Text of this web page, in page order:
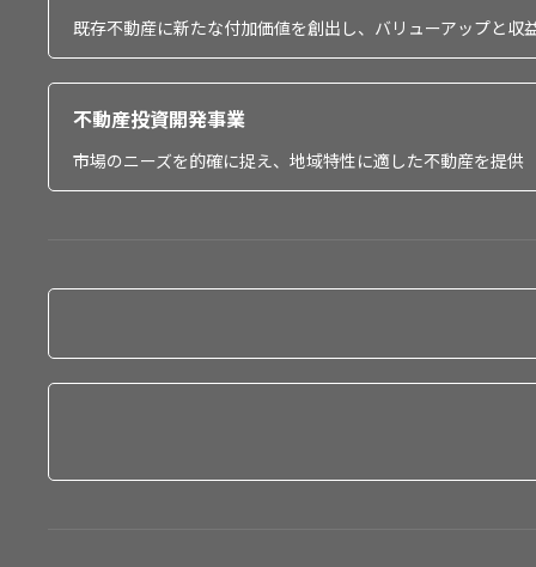
既存不動産に新たな付加価値を創出し、バリューアップと収
不動産投資開発事業
市場のニーズを的確に捉え、地域特性に適した不動産を提供